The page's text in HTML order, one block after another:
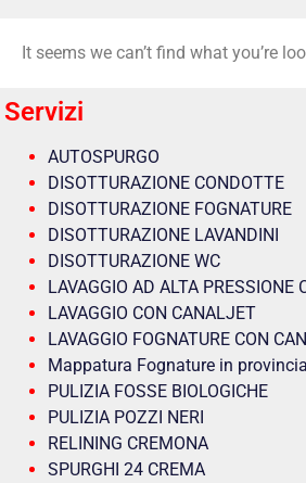
It seems we can’t find what you’re
Servizi
AUTOSPURGO
DISOTTURAZIONE CONDOTTE
DISOTTURAZIONE FOGNATURE
DISOTTURAZIONE LAVANDINI
DISOTTURAZIONE WC
LAVAGGIO AD ALTA PRESSIONE
LAVAGGIO CON CANALJET
LAVAGGIO FOGNATURE CON
Mappatura Fognature in
PULIZIA FOSSE BIOLOGICHE
PULIZIA POZZI NERI
RELINING CREMONA
SPURGHI 24 CREMA